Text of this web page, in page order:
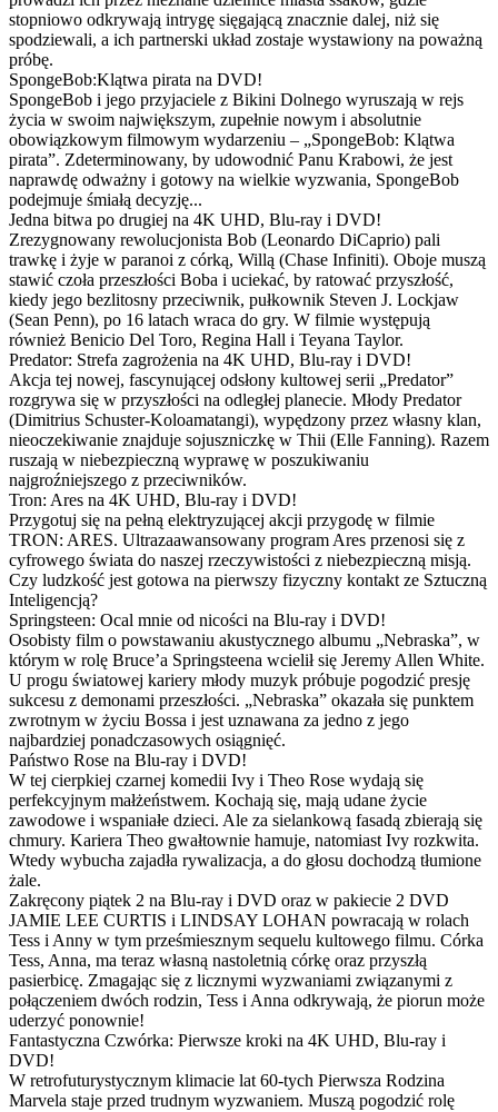
stopniowo odkrywają intrygę sięgającą znacznie dalej, niż się
spodziewali, a ich partnerski układ zostaje wystawiony na poważną
próbę.
SpongeBob:Klątwa pirata na DVD!
SpongeBob i jego przyjaciele z Bikini Dolnego wyruszają w rejs
życia w swoim największym, zupełnie nowym i absolutnie
obowiązkowym filmowym wydarzeniu – „SpongeBob: Klątwa
pirata”. Zdeterminowany, by udowodnić Panu Krabowi, że jest
naprawdę odważny i gotowy na wielkie wyzwania, SpongeBob
podejmuje śmiałą decyzję...
Jedna bitwa po drugiej na 4K UHD, Blu-ray i DVD!
Zrezygnowany rewolucjonista Bob (Leonardo DiCaprio) pali
trawkę i żyje w paranoi z córką, Willą (Chase Infiniti). Oboje muszą
stawić czoła przeszłości Boba i uciekać, by ratować przyszłość,
kiedy jego bezlitosny przeciwnik, pułkownik Steven J. Lockjaw
(Sean Penn), po 16 latach wraca do gry. W filmie występują
również Benicio Del Toro, Regina Hall i Teyana Taylor.
Predator: Strefa zagrożenia na 4K UHD, Blu-ray i DVD!
Akcja tej nowej, fascynującej odsłony kultowej serii „Predator”
rozgrywa się w przyszłości na odległej planecie. Młody Predator
(Dimitrius Schuster-Koloamatangi), wypędzony przez własny klan,
nieoczekiwanie znajduje sojuszniczkę w Thii (Elle Fanning). Razem
ruszają w niebezpieczną wyprawę w poszukiwaniu
najgroźniejszego z przeciwników.
Tron: Ares na 4K UHD, Blu-ray i DVD!
Przygotuj się na pełną elektryzującej akcji przygodę w filmie
TRON: ARES. Ultrazaawansowany program Ares przenosi się z
cyfrowego świata do naszej rzeczywistości z niebezpieczną misją.
Czy ludzkość jest gotowa na pierwszy fizyczny kontakt ze Sztuczną
Inteligencją?
Springsteen: Ocal mnie od nicości na Blu-ray i DVD!
Osobisty film o powstawaniu akustycznego albumu „Nebraska”, w
którym w rolę Bruce’a Springsteena wcielił się Jeremy Allen White.
U progu światowej kariery młody muzyk próbuje pogodzić presję
sukcesu z demonami przeszłości. „Nebraska” okazała się punktem
zwrotnym w życiu Bossa i jest uznawana za jedno z jego
najbardziej ponadczasowych osiągnięć.
Państwo Rose na Blu-ray i DVD!
W tej cierpkiej czarnej komedii Ivy i Theo Rose wydają się
perfekcyjnym małżeństwem. Kochają się, mają udane życie
zawodowe i wspaniałe dzieci. Ale za sielankową fasadą zbierają się
chmury. Kariera Theo gwałtownie hamuje, natomiast Ivy rozkwita.
Wtedy wybucha zajadła rywalizacja, a do głosu dochodzą tłumione
żale.
Zakręcony piątek 2 na Blu-ray i DVD oraz w pakiecie 2 DVD
JAMIE LEE CURTIS i LINDSAY LOHAN powracają w rolach
Tess i Anny w tym prześmiesznym sequelu kultowego filmu. Córka
Tess, Anna, ma teraz własną nastoletnią córkę oraz przyszłą
pasierbicę. Zmagając się z licznymi wyzwaniami związanymi z
połączeniem dwóch rodzin, Tess i Anna odkrywają, że piorun może
uderzyć ponownie!
Fantastyczna Czwórka: Pierwsze kroki na 4K UHD, Blu-ray i
DVD!
W retrofuturystycznym klimacie lat 60-tych Pierwsza Rodzina
Marvela staje przed trudnym wyzwaniem. Muszą pogodzić rolę